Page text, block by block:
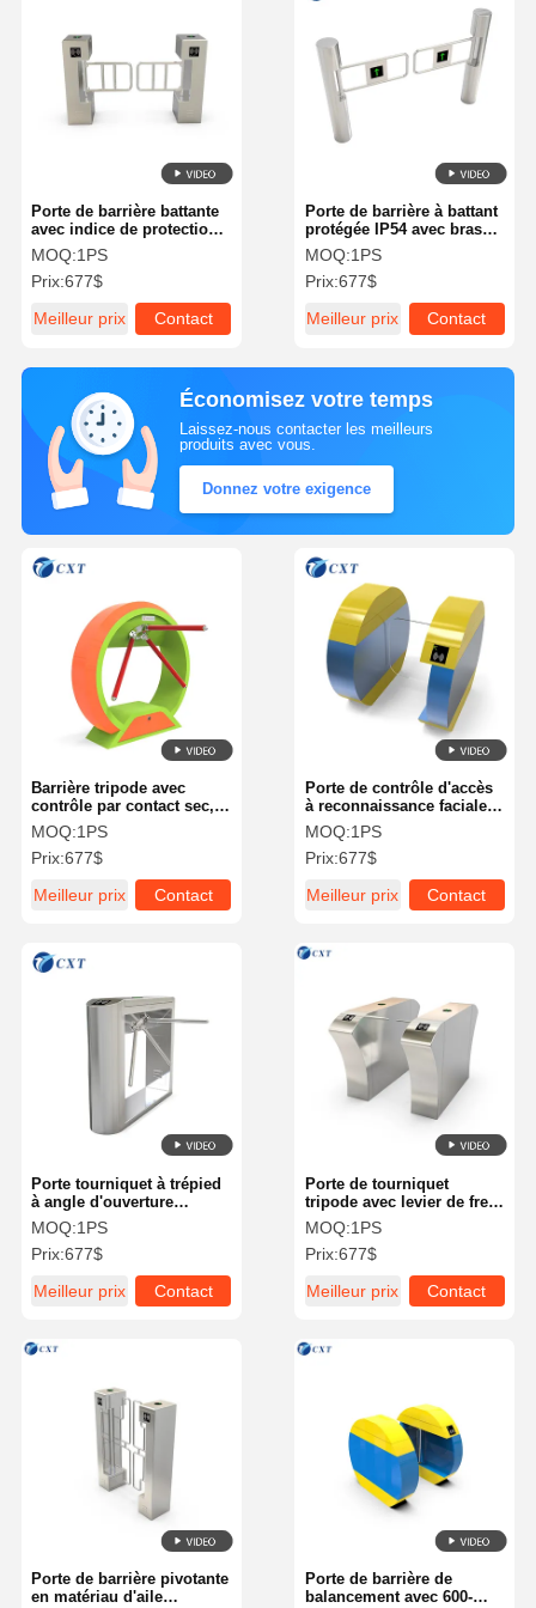
Produits
Visite De
L'usine
Porte de barrière battante
avec indice de protection
IP54, épaisseur de boîtier
de 2 mm et motif
d'ouverture automatique
pour un contrôle d'accès
sécurisé
MOQ:1PS
Prix:677$
Meilleur prix
Contact
Porte de barrière à battant
protégée IP54 avec bras
pivotant à 180 degrés et
épaisseur de boîtier de 2
mm pour un contrôle
d'accès sécurisé
MOQ:1PS
Prix:677$
Meilleur prix
Contact
Économisez votre temps
Laissez-nous contacter les meilleurs
produits avec vous.
Donnez votre exigence
Porte de contrôle d'accès
à reconnaissance faciale
avec bras pivotant à 180
degrés et protection IP54
pour la gestion sécurisée
MOQ:1PS
Prix:677$
Meilleur prix
Contact
Barrière tripode avec
contrôle par contact sec,
technologie Hoverport et
angle d'ouverture
programmable pour le
contrôle d'accès
MOQ:1PS
Prix:677$
Meilleur prix
Contact
Porte de tourniquet
tripode avec levier de frein
de 500 mm, vanne
électromagnétique de
technologie allemande et
entrée de contrôle à
contact sec
MOQ:1PS
Prix:677$
Meilleur prix
Contact
Porte tourniquet à trépied
à angle d'ouverture
programmable de
30°/60°/90° avec
technologie allemande
électromagnétique et
longueur de levier de frein
MOQ:1PS
Prix:677$
Meilleur prix
Contact
Porte de barrière de
balancement avec 600-
Porte de barrière pivotante
en matériau d'aile